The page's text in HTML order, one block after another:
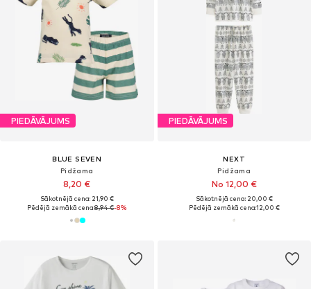
PIEDĀVĀJUMS
BLUE SEVEN
Pidžama
8,20 €
Sākotnējā cena: 21,90 €
Pēdējā zemākā cena:8,94 €-8%
PIEDĀVĀJUMS
NEXT
Pidžama
No 12,00 €
Sākotnējā cena: 20,00 €
Pēdējā zemākā cena:12,00 €